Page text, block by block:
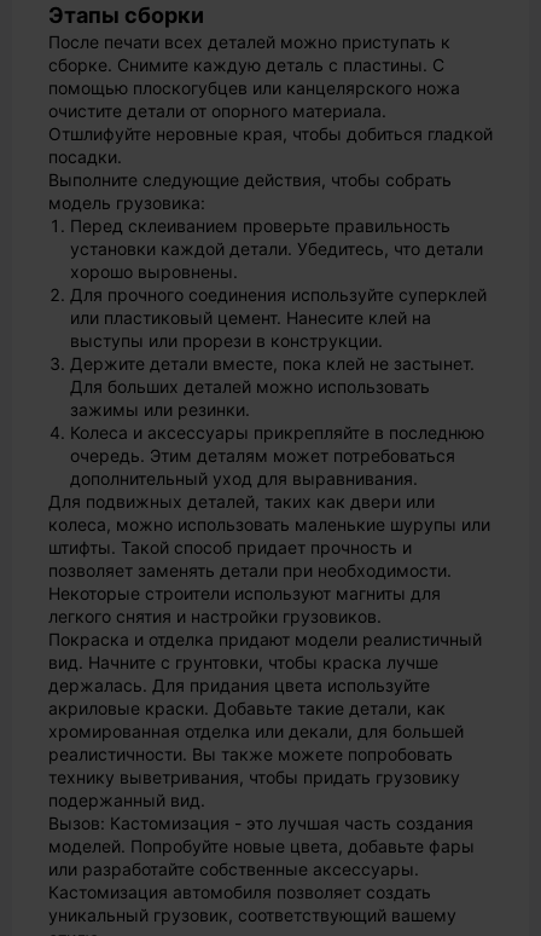
Этапы сборки
После печати всех деталей можно приступать к
сборке. Снимите каждую деталь с пластины. С
помощью плоскогубцев или канцелярского ножа
очистите детали от опорного материала.
Отшлифуйте неровные края, чтобы добиться гладкой
посадки.
Выполните следующие действия, чтобы собрать
модель грузовика:
Перед склеиванием проверьте правильность
установки каждой детали. Убедитесь, что детали
хорошо выровнены.
Для прочного соединения используйте суперклей
или пластиковый цемент. Нанесите клей на
выступы или прорези в конструкции.
Держите детали вместе, пока клей не застынет.
Для больших деталей можно использовать
зажимы или резинки.
Колеса и аксессуары прикрепляйте в последнюю
очередь. Этим деталям может потребоваться
дополнительный уход для выравнивания.
Для подвижных деталей, таких как двери или
колеса, можно использовать маленькие шурупы или
штифты. Такой способ придает прочность и
позволяет заменять детали при необходимости.
Некоторые строители используют магниты для
легкого снятия и настройки грузовиков.
Покраска и отделка придают модели реалистичный
вид. Начните с грунтовки, чтобы краска лучше
держалась. Для придания цвета используйте
акриловые краски. Добавьте такие детали, как
хромированная отделка или декали, для большей
реалистичности. Вы также можете попробовать
технику выветривания, чтобы придать грузовику
подержанный вид.
Вызов: Кастомизация - это лучшая часть создания
моделей. Попробуйте новые цвета, добавьте фары
или разработайте собственные аксессуары.
Кастомизация автомобиля позволяет создать
уникальный грузовик, соответствующий вашему